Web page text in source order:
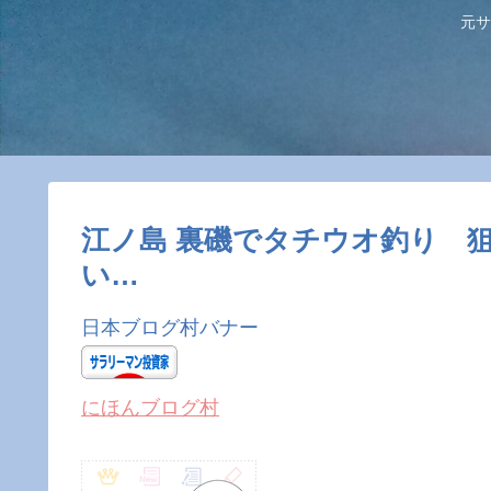
元
江ノ島 裏磯でタチウオ釣り
い…
日本ブログ村バナー
にほんブログ村